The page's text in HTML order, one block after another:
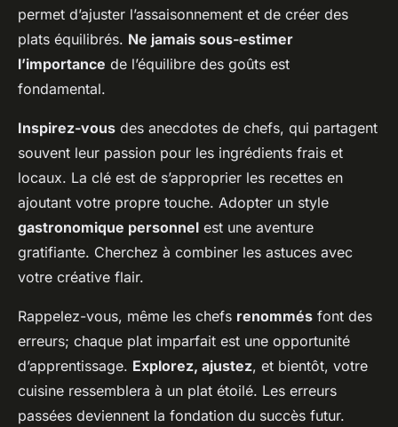
permet d’ajuster l’assaisonnement et de créer des
plats équilibrés. Ne jamais sous-estimer
l’importance de l’équilibre des goûts est
fondamental.
Inspirez-vous des anecdotes de chefs, qui partagent
souvent leur passion pour les ingrédients frais et
locaux. La clé est de s’approprier les recettes en
ajoutant votre propre touche. Adopter un style
gastronomique personnel est une aventure
gratifiante. Cherchez à combiner les astuces avec
votre créative flair.
Rappelez-vous, même les chefs renommés font des
erreurs; chaque plat imparfait est une opportunité
d’apprentissage. Explorez, ajustez, et bientôt, votre
cuisine ressemblera à un plat étoilé. Les erreurs
passées deviennent la fondation du succès futur.